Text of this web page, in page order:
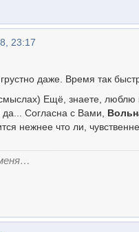
23:17
даже. Время так
Ещё, знаете, люблю
да... Согласна с Вами,
нежнее что ли,